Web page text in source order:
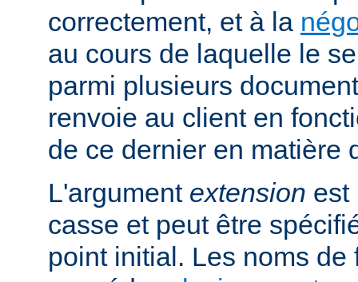
correctement, et à la
au cours de laquelle le
parmi plusieurs
renvoie au client en
de ce dernier en matière
L'argument extension est
casse et peut être
point initial. Les noms de